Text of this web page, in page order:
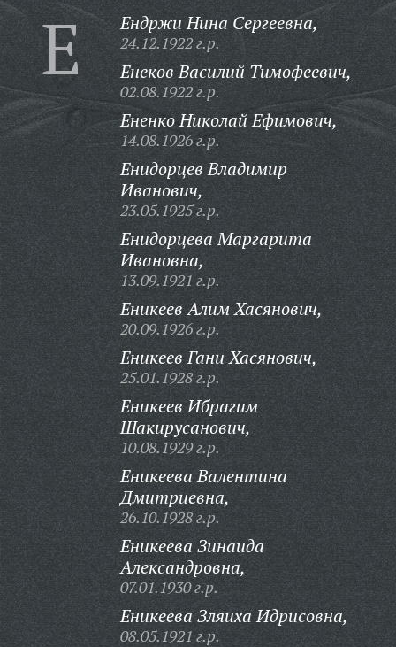
Е Ендржи Нина Сергеевна,
24.12.1922 г.р.
Енеков Василий Тимофеевич,
02.08.1922 г.р.
Ененко Николай Ефимович,
14.08.1926 г.р.
Енидорцев Владимир
Иванович,
23.05.1925 г.р.
Енидорцева Маргарита
Ивановна,
13.09.1921 г.р.
Еникеев Алим Хасянович,
20.09.1926 г.р.
Еникеев Гани Хасянович,
25.01.1928 г.р.
Еникеев Ибрагим
Шакирусанович,
10.08.1929 г.р.
Еникеева Валентина
Дмитриевна,
26.10.1928 г.р.
Еникеева Зинаида
Александровна,
07.01.1930 г.р.
Еникеева Зляиха Идрисовна,
08.05.1921 г.р.